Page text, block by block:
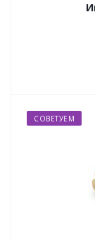
СОВЕТУЕМ